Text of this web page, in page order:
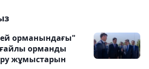
орманындағы"
орманды
жұмыстарын